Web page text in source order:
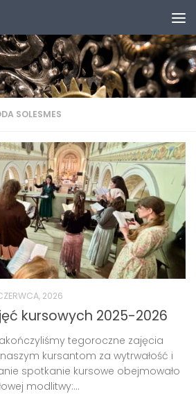
SOLESMES
2026
kursowych 2025-2026
tegoroczne zajęcia
kursantom za wytrwałość i
spotkanie kursowe obejmowało
modlitwy:...